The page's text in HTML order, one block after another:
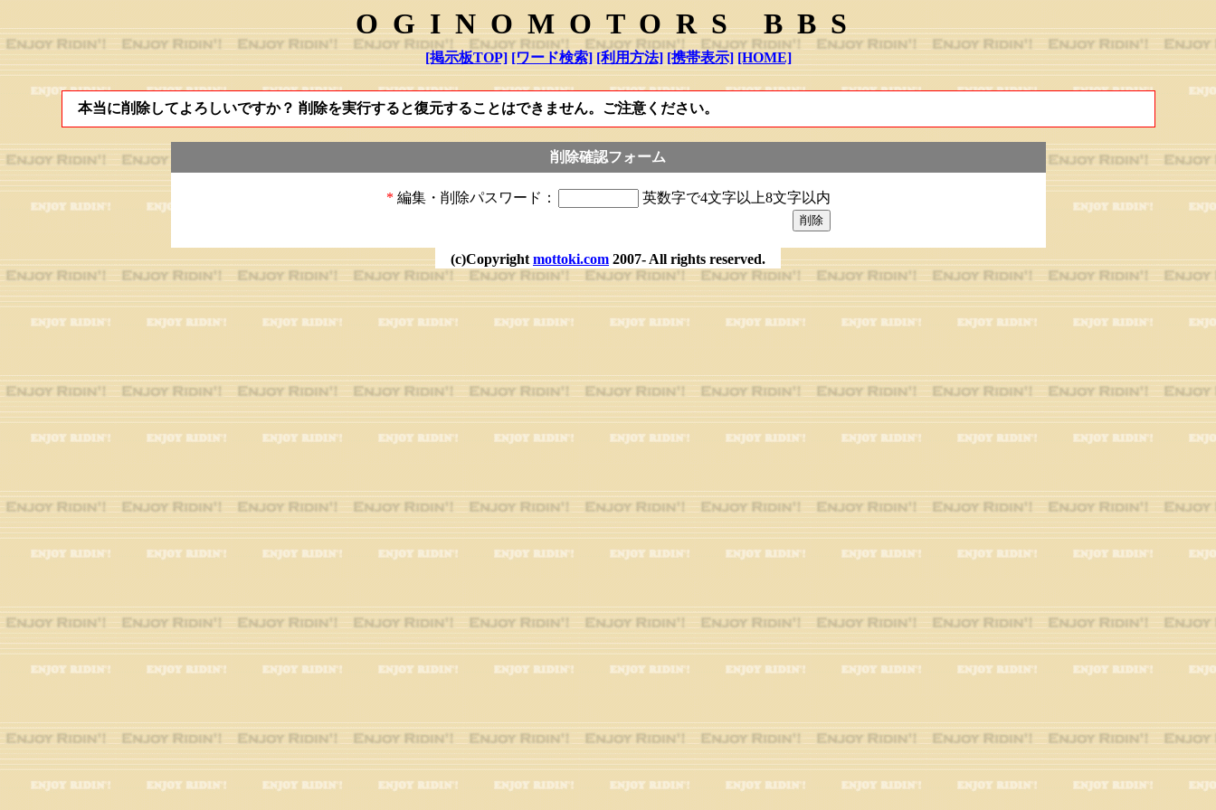
OGINOMOTORS BBS
[掲示板TOP] [ワード検索] [利用方法] [携帯表示] [HOME]
本当に削除してよろしいですか？ 削除を実行すると復元することはできません。ご注意ください。
削除確認フォーム
* 編集・削除パスワード： 英数字で4文字以上8文字以内
(c)Copyright mottoki.com 2007- All rights reserved.